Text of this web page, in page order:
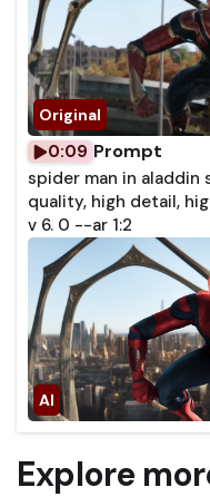
0:09 Prompt
spider man in
quality, high detail,
v 6. 0 --ar 1:2
Explore